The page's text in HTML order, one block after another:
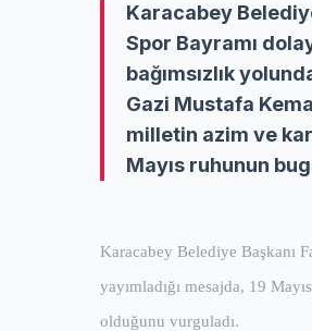
Karacabey
Spor Bayramı
bağımsızlık
Gazi Mustafa
milletin azim ve
Mayıs ruhunun
Karacabey Belediye Başkanı
yayımladığı mesajda, 19
olduğunu vurguladı.